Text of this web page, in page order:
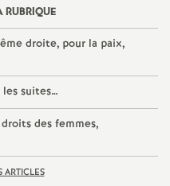
d
d
e
g
RUBRIQUE
droite, pour la paix,
les suites…
des femmes,
ARTICLES